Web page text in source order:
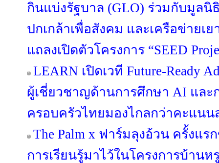
กินแบ่งรัฐบาล (GLO) ร่วมกับมูล
ปกเกล้าเพื่อสังคม และเครือข่ายเย
แถลงเปิดตัวโครงการ “SEED
LEARN เปิดเวที Future-Ready
ผู้เชี่ยวชาญด้านการศึกษา AI แล
ครอบครัวไทยมองไกลกว่าคะแนน
The Palm x ฟาร์มลุงอ้วน ครั้งแ
การเรียนรู้มาไว้ในโครงการบ้านห